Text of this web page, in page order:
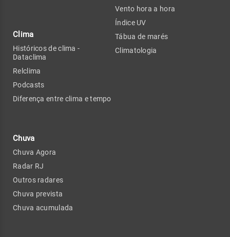
Clima
Históricos de clima -
Dataclima
Relclima
Podcasts
Diferença entre clima e tempo
Chuva
Chuva Agora
Radar RJ
Outros radares
Chuva prevista
Chuva acumulada
Vento hora a hora
Índice UV
Tábua de marés
Climatologia